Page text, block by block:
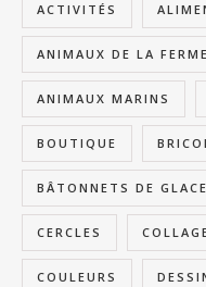
ACTIVITÉS
ANIMAUX DE LA FERME
ANIMAUX MARINS
BOUTIQUE
BÂTONNETS DE GLACE
CERCLES
COULEURS